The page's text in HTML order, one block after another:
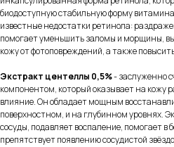
биодоступную стабильную форму
известные недостатки ретинола:
помогает уменьшить заломы и морщины,
кожу от фотоповреждений, а также
Экстракт центеллы 0,5%- заслуженно
компонентом, который оказывает на кожу
влияние. Он обладает мощным
поверхностном, и на глубинном уровнях.
сосуды, подавляет воспаление, помогает в
препятствует появлению сосудистой